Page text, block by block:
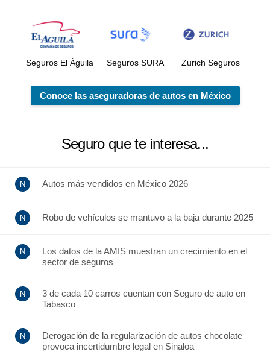
Seguros El Águila Seguros SURA Zurich Seguros
Conoce las aseguradoras de autos en México
Seguro que te interesa...
Autos más vendidos en México 2026
Robo de vehículos se mantuvo a la baja durante 2025
Los datos de la AMIS muestran un crecimiento en el
sector de seguros
3 de cada 10 carros cuentan con Seguro de auto en
Tabasco
Derogación de la regularización de autos chocolate
provoca incertidumbre legal en Sinaloa